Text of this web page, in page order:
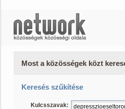
Most a közösségek közt
Keresés szűkítése
Kulcsszavak: